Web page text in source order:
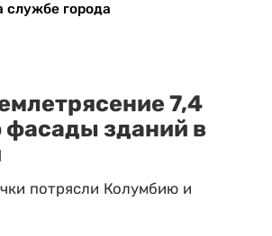
службе города
7,4
фасады зданий в
потрясли Колумбию и